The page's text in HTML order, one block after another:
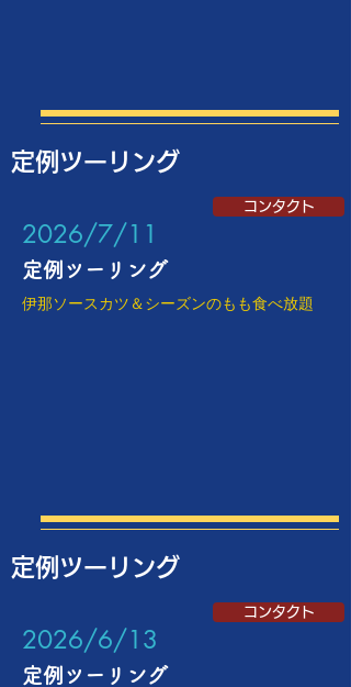
定例ツーリング
​2026/7/11
コンタクト
定例ツーリング
伊那ソースカツ＆シーズンのもも食べ放題
定例ツーリング
​2026/6/13
コンタクト
定例ツーリング